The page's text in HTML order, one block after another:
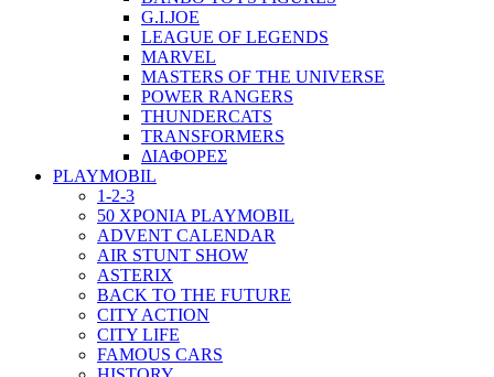
G.I.JOE
LEAGUE OF LEGENDS
MARVEL
MASTERS OF THE UNIVERSE
POWER RANGERS
THUNDERCATS
TRANSFORMERS
ΔΙΑΦΟΡΕΣ
PLAYMOBIL
1-2-3
50 ΧΡΟΝΙΑ PLAYMOBIL
ADVENT CALENDAR
AIR STUNT SHOW
ASTERIX
BACK TO THE FUTURE
CITY ACTION
CITY LIFE
FAMOUS CARS